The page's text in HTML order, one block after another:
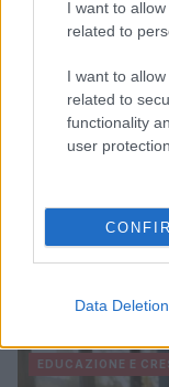
I want to
related to
I want to
related to
functionality
user protection.
Data Deletion
Nuova legge
Roberto Capelli · 5 Ago
EDUCAZIONE E